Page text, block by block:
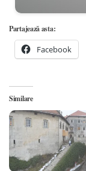
Partajează asta:
Facebook
Similare